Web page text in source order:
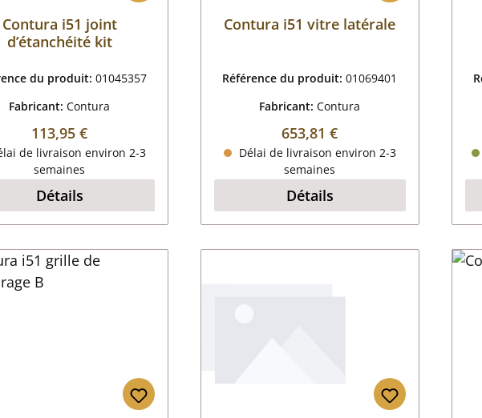
Contura i51 joint
d’étanchéité kit
du produit:01045357
Fabricant:Contura
Prix régulier :
113,95 €
de livraison environ 2-3
semaines
Détails
Contura i51 vitre latérale
Référence du produit:01069401
Fabricant:Contura
Prix régulier :
653,81 €
Délai de livraison environ 2-3
semaines
Détails